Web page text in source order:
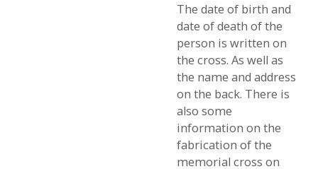
The date of birth and
date of death of the
person is written on
the cross. As well as
the name and address
on the back. There is
also some
information on the
fabrication of the
memorial cross on